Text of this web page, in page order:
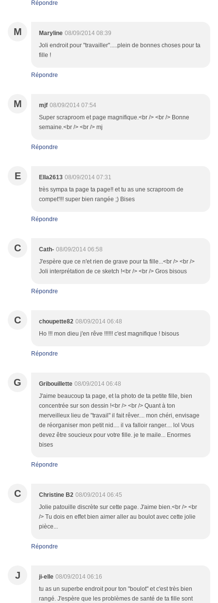
Répondre
M Maryline 08/09/2014 08:39
Joli endroit pour "travailler".....plein de bonnes choses pour ta
fille !
Répondre
M mjf 08/09/2014 07:54
Super scraproom et page magnifique.<br /> <br /> Bonne
semaine.<br /> <br /> mj
Répondre
E Ella2613 08/09/2014 07:31
très sympa ta page ta page!! et tu as une scraproom de
compet'!!! super bien rangée ;) Bises
Répondre
C Cath- 08/09/2014 06:58
J'espère que ce n'et rien de grave pour ta fille...<br /> <br />
Joli interprétation de ce sketch !<br /> <br /> Gros bisous
Répondre
C choupette82 08/09/2014 06:48
Ho !!! mon dieu j'en rêve !!!!!! c'est magnifique ! bisous
Répondre
G Gribouillette 08/09/2014 06:48
J'aime beaucoup ta page, et la photo de ta petite fille, bien
concentrée sur son dessin !<br /> <br /> Quant à ton
merveilleux lieu de "travail" il fait rêver.... mon chéri, envisage
de réorganiser mon petit nid.... il va falloir ranger.... lol Vous
devez être soucieux pour votre fille. je te maile... Enormes
bises
Répondre
C Christine B2 08/09/2014 06:45
Jolie patouille discrète sur cette page. J'aime bien.<br /> <br
/> Tu dois en effet bien aimer aller au boulot avec cette jolie
pièce...
Répondre
J ji-elle 08/09/2014 06:16
tu as un superbe endroit pour ton "boulot" et c'est très bien
rangé. J'espère que les problèmes de santé de ta fille sont